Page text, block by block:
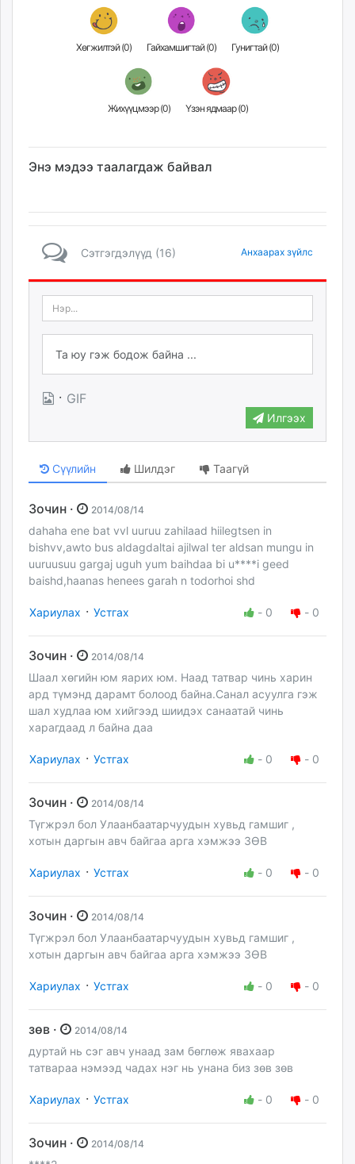
mglradio.com
fact.mn
tumen.mn
shuum.mn
times.mn
unegui.mn
toim.mn
paparazzi.mn
unread.today
Хөгжилтэй (0) Гайхамшигтай (0) Гунигтай (0)
Жихүүцмээр (0) Үзэн ядмаар (0)
Энэ мэдээ таалагдаж байвал
Сэтгэгдэлүүд (16) Анхаарах зүйлс
· GIF
Илгээх
Сүүлийн Шилдэг Таагүй
Зочин · 2014/08/14
dahaha ene bat vvl uuruu zahilaad hiilegtsen in
bishvv,awto bus aldagdaltai ajilwal ter aldsan mungu in
uuruusuu gargaj uguh yum baihdaa bi u****i geed
baishd,haanas henees garah n todorhoi shd
Хариулах · Устгах - 0 - 0
Зочин · 2014/08/14
Шаал хөгийн юм яарих юм. Наад татвар чинь харин
ард түмэнд дарамт болоод байна.Санал асуулга гэж
шал худлаа юм хийгээд шиидэх санаатай чинь
харагдаад л байна даа
Хариулах · Устгах - 0 - 0
Зочин · 2014/08/14
Түгжрэл бол Улаанбаатарчуудын хувьд гамшиг ,
хотын даргын авч байгаа арга хэмжээ ЗӨВ
Хариулах · Устгах - 0 - 0
Зочин · 2014/08/14
Түгжрэл бол Улаанбаатарчуудын хувьд гамшиг ,
хотын даргын авч байгаа арга хэмжээ ЗӨВ
Хариулах · Устгах - 0 - 0
зөв · 2014/08/14
дуртай нь сэг авч унаад зам бөглөж явахаар
татвараа нэмээд чадах нэг нь унана биз зөв зөв
Хариулах · Устгах - 0 - 0
Зочин · 2014/08/14